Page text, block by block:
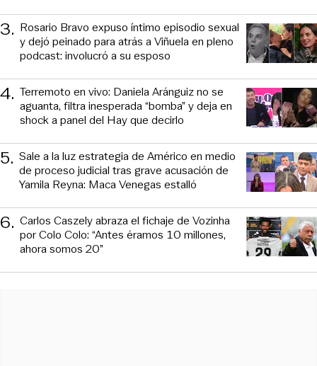
3. Rosario Bravo expuso íntimo episodio sexual
y dejó peinado para atrás a Viñuela en pleno
podcast: involucró a su esposo
4. Terremoto en vivo: Daniela Aránguiz no se
aguanta, filtra inesperada “bomba” y deja en
shock a panel del Hay que decirlo
5. Sale a la luz estrategia de Américo en medio
de proceso judicial tras grave acusación de
Yamila Reyna: Maca Venegas estalló
6. Carlos Caszely abraza el fichaje de Vozinha
por Colo Colo: “Antes éramos 10 millones,
ahora somos 20”